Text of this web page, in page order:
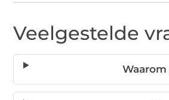
Veelgestelde